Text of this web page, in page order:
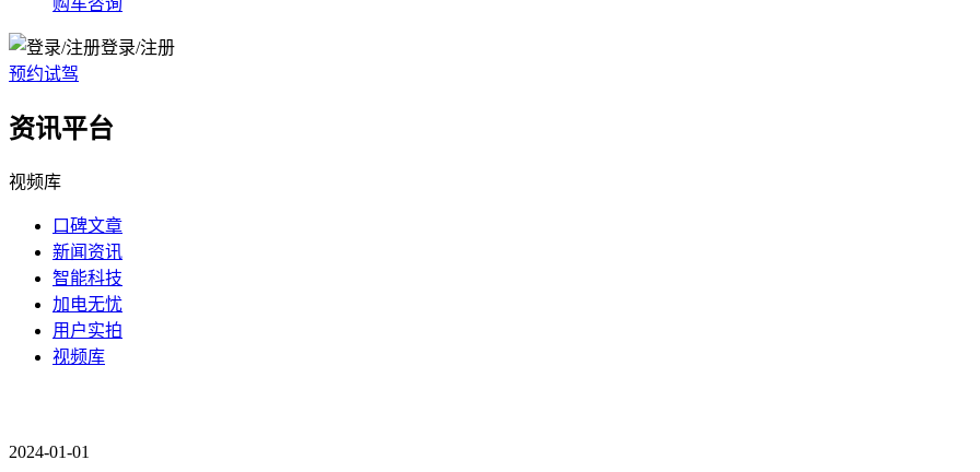
登录/注册
预约试驾
资讯平台
视频库
口碑文章
新闻资讯
智能科技
加电无忧
用户实拍
视频库
2024-01-01